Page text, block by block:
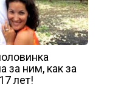
за ним, как за
лет!